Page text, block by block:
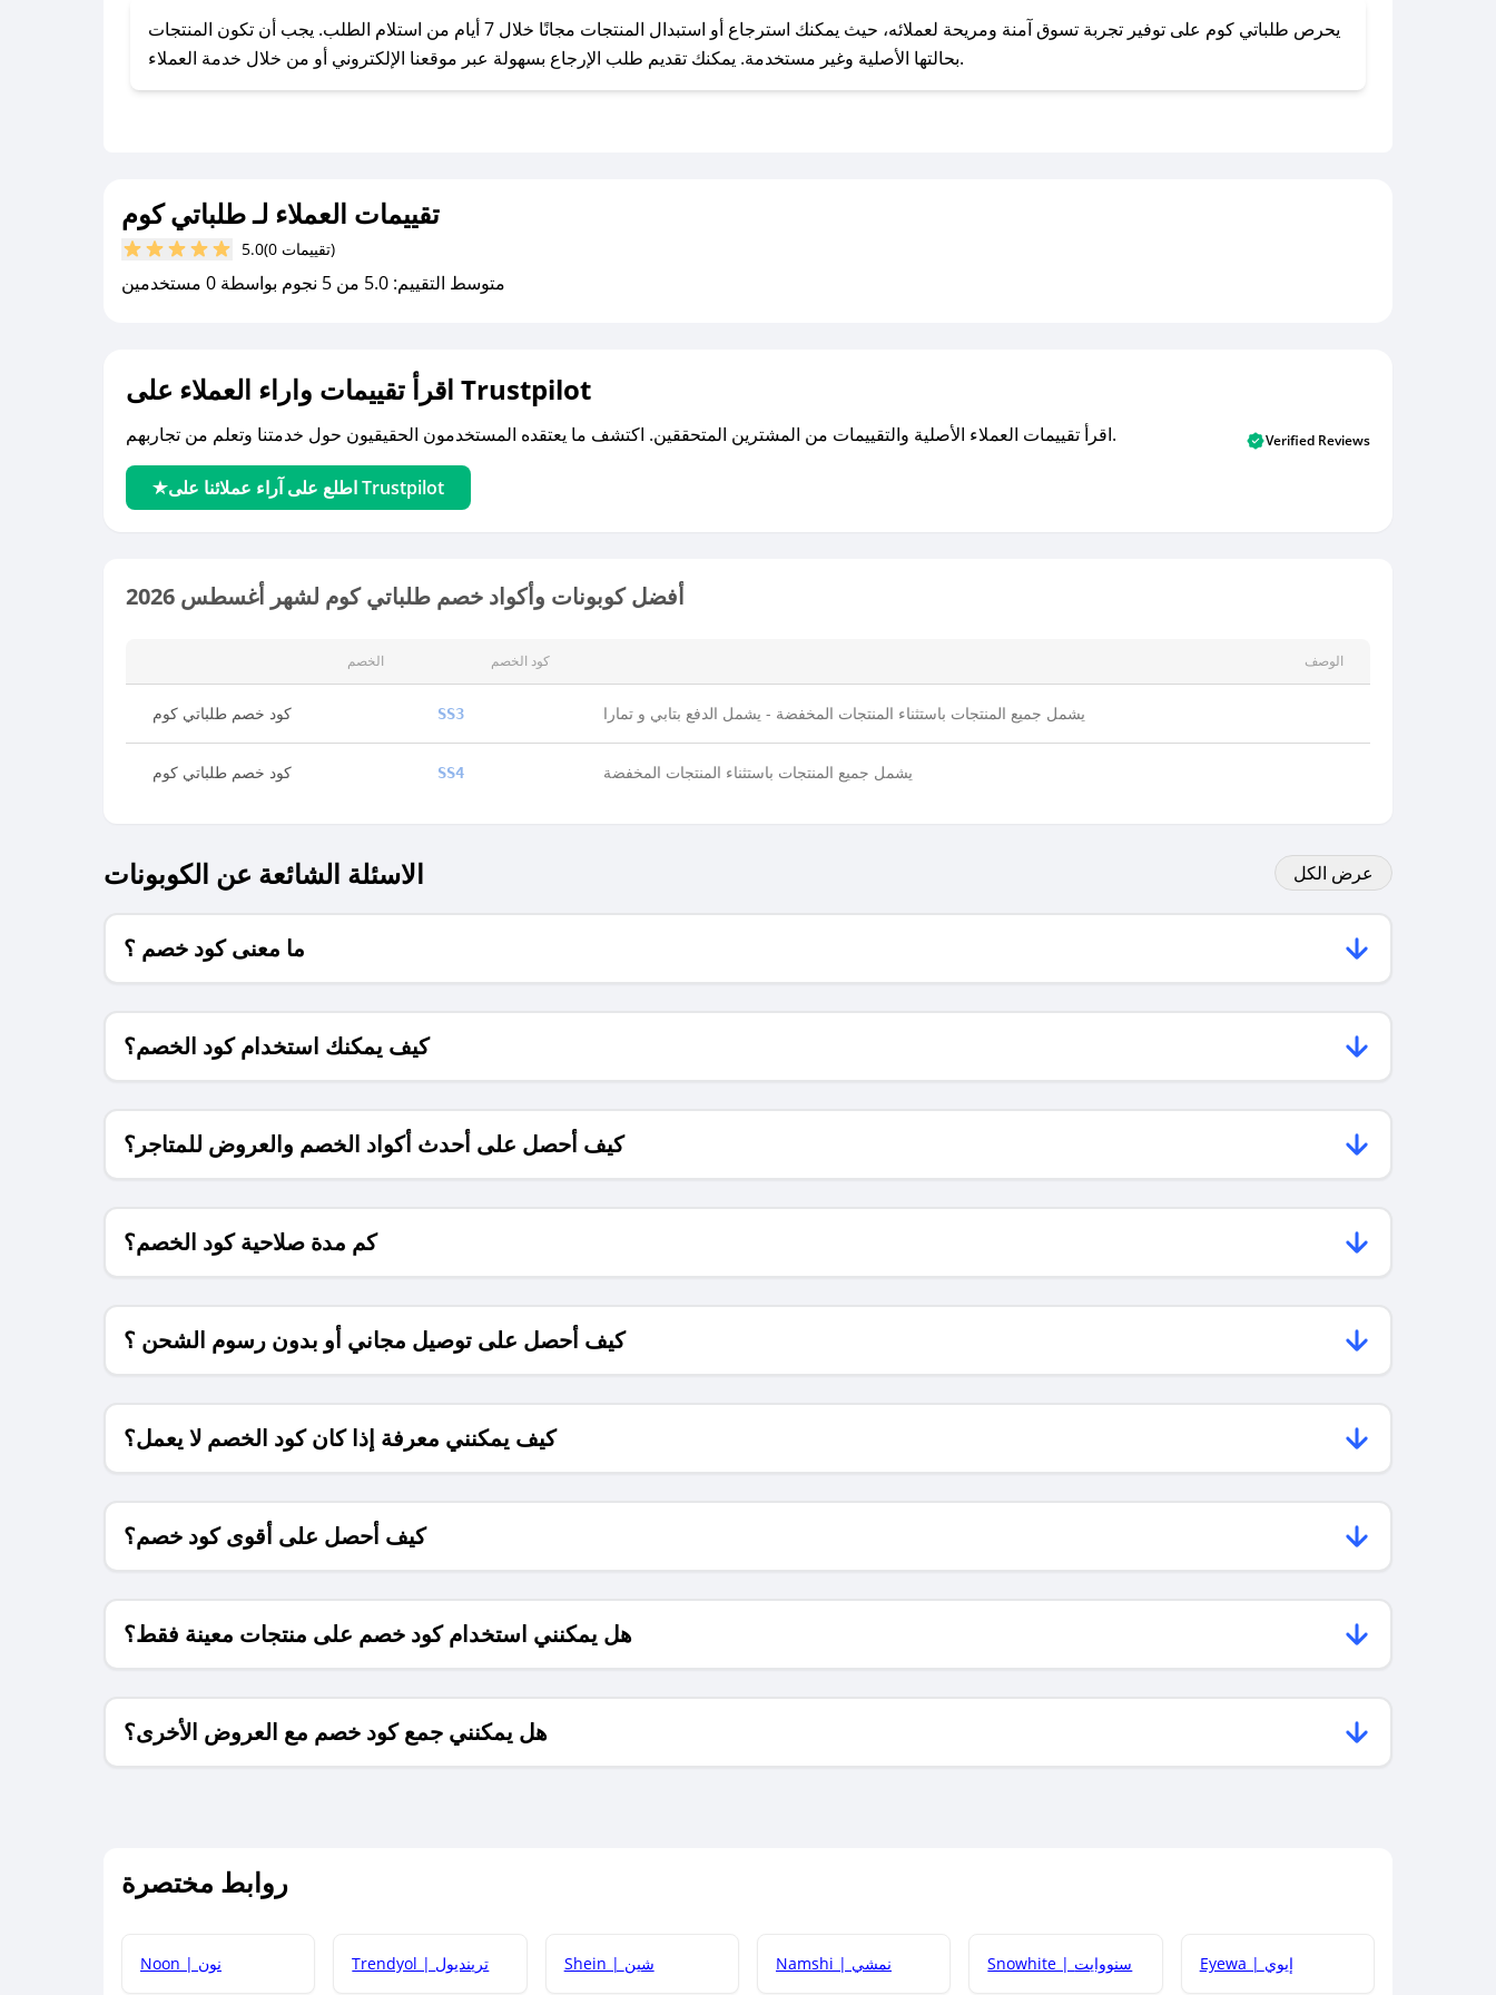
يحرص طلباتي كوم على توفير تجربة تسوق آمنة ومريحة لعملائه، حيث يمكنك استرجاع أو استبدال المنتجات مجانًا خلال 7 أيام من استلام الطلب. يجب أن تكون المنتجات
بحالتها الأصلية وغير مستخدمة. يمكنك تقديم طلب الإرجاع بسهولة عبر موقعنا الإلكتروني أو من خلال خدمة العملاء.
تقييمات العملاء لـ طلباتي كوم
5.0 (0 تقييمات)
متوسط التقييم: 5.0 من 5 نجوم بواسطة 0 مستخدمين
اقرأ تقييمات واراء العملاء على Trustpilot
اقرأ تقييمات العملاء الأصلية والتقييمات من المشترين المتحققين. اكتشف ما يعتقده المستخدمون الحقيقيون حول خدمتنا وتعلم من تجاربهم.
اطلع على آراء عملائنا على Trustpilot
Verified Reviews
أفضل كوبونات وأكواد خصم طلباتي كوم لشهر أغسطس 2026
الخصم كود الخصم الوصف
كود خصم طلباتي كوم SS3 يشمل جميع المنتجات باستثناء المنتجات المخفضة - يشمل الدفع بتابي و تمارا
كود خصم طلباتي كوم SS4 يشمل جميع المنتجات باستثناء المنتجات المخفضة
الاسئلة الشائعة عن الكوبونات عرض الكل
ما معنى كود خصم ؟
كيف يمكنك استخدام كود الخصم؟
كيف أحصل على أحدث أكواد الخصم والعروض للمتاجر؟
كم مدة صلاحية كود الخصم؟
كيف أحصل على توصيل مجاني أو بدون رسوم الشحن ؟
كيف يمكنني معرفة إذا كان كود الخصم لا يعمل؟
كيف أحصل على أقوى كود خصم؟
هل يمكنني استخدام كود خصم على منتجات معينة فقط؟
هل يمكنني جمع كود خصم مع العروض الأخرى؟
روابط مختصرة
Noon | نون Trendyol | ترينديول Shein | شين Namshi | نمشي Snowhite | سنووايت Eyewa | إيوي